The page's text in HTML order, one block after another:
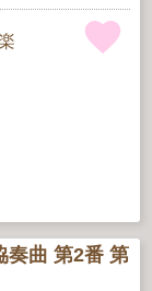
奏曲 第2番 第